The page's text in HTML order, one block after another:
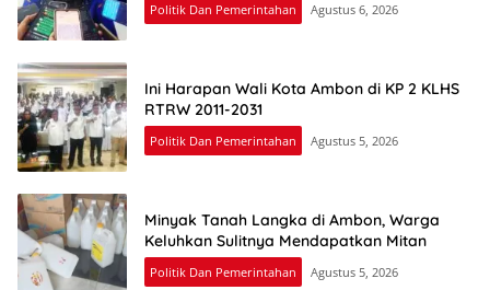
Politik Dan Pemerintahan Agustus 6, 2026
Ini Harapan Wali Kota Ambon di KP 2 KLHS
RTRW 2011-2031
Politik Dan Pemerintahan Agustus 5, 2026
Minyak Tanah Langka di Ambon, Warga
Keluhkan Sulitnya Mendapatkan Mitan
Politik Dan Pemerintahan Agustus 5, 2026